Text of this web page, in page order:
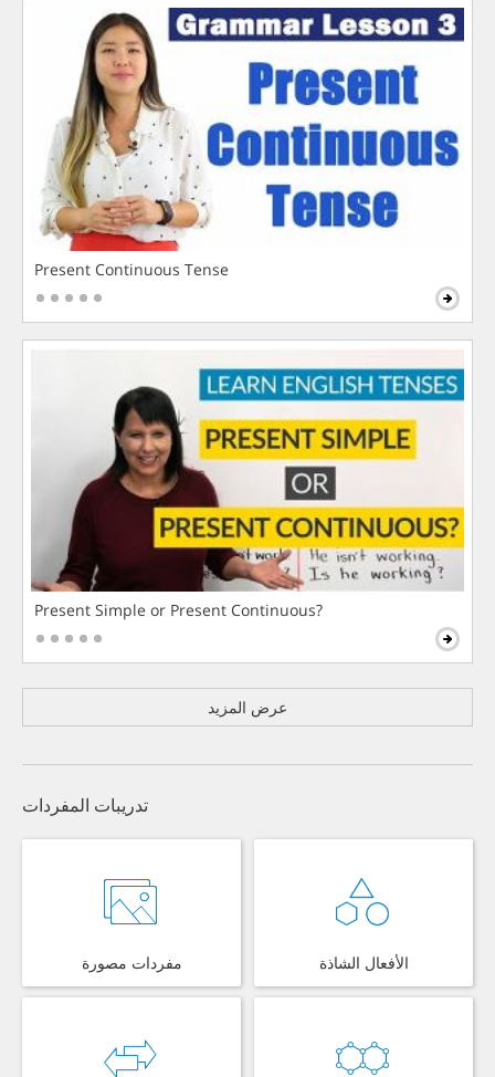
Present Continuous Tense
Present Simple or Present Continuous?
عرض المزيد
تدريبات المفردات
مفردات مصورة الأفعال الشاذة